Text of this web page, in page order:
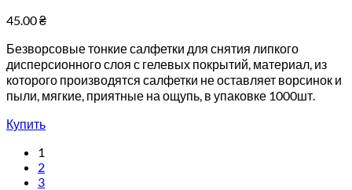
45.00₴
Безворсовые тонкие салфетки для снятия липкого
дисперсионного слоя с гелевых покрытий, материал, из
которого производятся салфетки не оставляет ворсинок и
пыли, мягкие, приятные на ощупь, в упаковке 1000шт.
Купить
1
2
3